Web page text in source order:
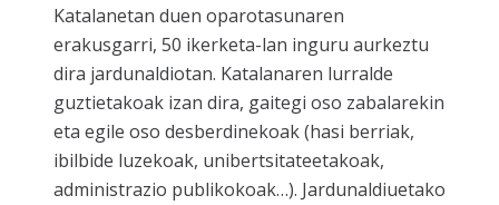
Katalanetan duen oparotasunaren
erakusgarri, 50 ikerketa-lan inguru aurkeztu
dira jardunaldiotan. Katalanaren lurralde
guztietakoak izan dira, gaitegi oso zabalarekin
eta egile oso desberdinekoak (hasi berriak,
ibilbide luzekoak, unibertsitateetakoak,
administrazio publikokoak…). Jardunaldiuetako